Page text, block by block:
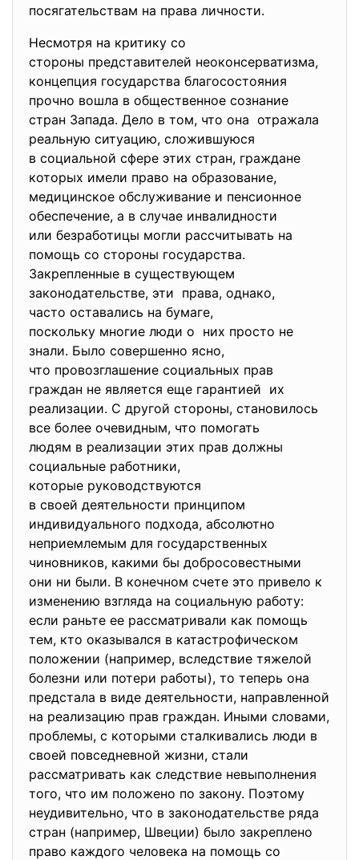
посягательствам на права личности.
Несмотря на критику со
стороны представителей неоконсерватизма,
концепция государства благосостояния
прочно вошла в общественное сознание
стран Запада. Дело в том, что она отражала
реальную ситуацию, сложившуюся
в социальной сфере этих стран, граждане
которых имели право на образование,
медицинское обслуживание и пенсионное
обеспечение, а в случае инвалидности
или безработицы могли рассчитывать на
помощь со стороны государства.
Закрепленные в существующем
законодательстве, эти права, однако,
часто оставались на бумаге,
поскольку многие люди о них просто не
знали. Было совершенно ясно,
что провозглашение социальных прав
граждан не является еще гарантией их
реализации. С другой стороны, становилось
все более очевидным, что помогать
людям в реализации этих прав должны
социальные работники,
которые руководствуются
в своей деятельности принципом
индивидуального подхода, абсолютно
неприемлемым для государственных
чиновников, какими бы добросовестными
они ни были. В конечном счете это привело к
изменению взгляда на социальную работу:
если раньте ее рассматривали как помощь
тем, кто оказывался в катастрофическом
положении (например, вследствие тяжелой
болезни или потери работы), то теперь она
предстала в виде деятельности, направленной
на реализацию прав граждан. Иными словами,
проблемы, с которыми сталкивались люди в
своей повседневной жизни, стали
рассматривать как следствие невыполнения
того, что им положено по закону. Поэтому
неудивительно, что в законодательстве ряда
стран (например, Швеции) было закреплено
право каждого человека на помощь со